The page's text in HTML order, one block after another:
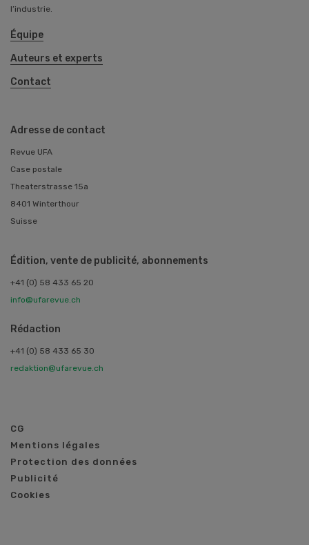
l’industrie.
Équipe
Auteurs et experts
Contact
Adresse de contact
Revue UFA
Case postale
Theaterstrasse 15a
8401 Winterthour
Suisse
Édition, vente de publicité, abonnements
+41 (0) 58 433 65 20
info@ufarevue.ch
Rédaction
+41 (0) 58 433 65 30
redaktion@ufarevue.ch
CG
Mentions légales
Protection des données
Publicité
Cookies